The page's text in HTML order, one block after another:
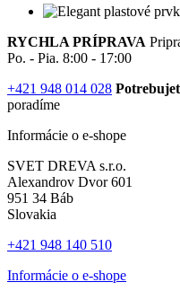
RYCHLA PRÍPRAVA
Po. - Pia. 8:00 - 17:00
+421 948 014 028
poradíme
Informácie o e-shope
SVET DREVA s.r.o.
Alexandrov Dvor 601
951 34 Báb
Slovakia
+421 948 140 510
Informácie o e-shope